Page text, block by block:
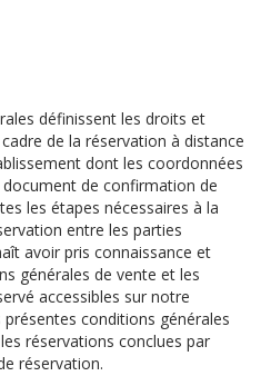
définissent les droits et
de la réservation à distance
dont les coordonnées
de confirmation de
les étapes nécessaires à la
entre les parties
avoir pris connaissance et
générales de vente et les
accessibles sur notre
conditions générales
réservations conclues par
réservation.